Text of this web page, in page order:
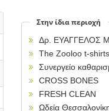
Στην ίδια περιοχή
Δρ. ΕΥΑΓΓΕΛΟΣ
The Zooloo t-shirts
Συνεργείο
CROSS BONES
FRESH CLEAN
Ωδεία